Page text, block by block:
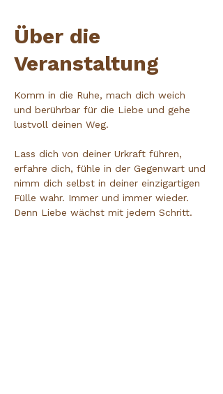
Über die
Veranstaltung
Komm in die Ruhe, mach dich weich
und berührbar für die Liebe und gehe
lustvoll deinen Weg.
Lass dich von deiner Urkraft führen,
erfahre dich, fühle in der Gegenwart und
nimm dich selbst in deiner einzigartigen
Fülle wahr. Immer und immer wieder.
Denn Liebe wächst mit jedem Schritt.